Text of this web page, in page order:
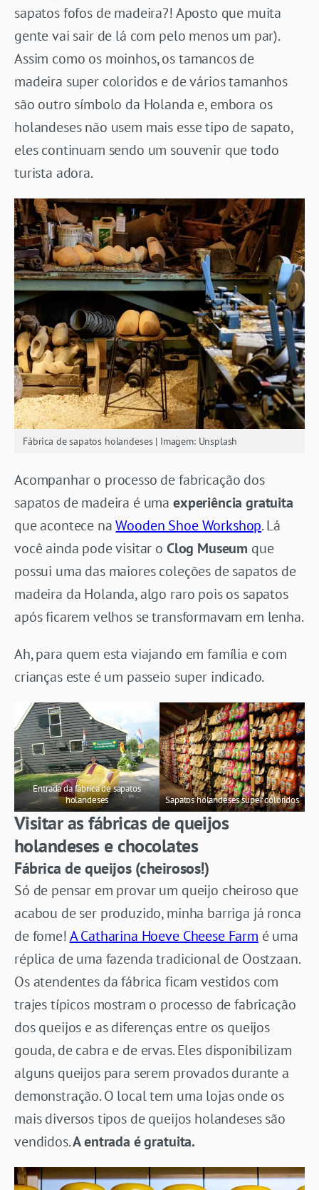
sapatos fofos de madeira?! Aposto que muita
gente vai sair de lá com pelo menos um par).
Assim como os moinhos, os tamancos de
madeira super coloridos e de vários tamanhos
são outro símbolo da Holanda e, embora os
holandeses não usem mais esse tipo de sapato,
eles continuam sendo um souvenir que todo
turista adora.
Fábrica de sapatos holandeses | Imagem: Unsplash
Acompanhar o processo de fabricação dos
sapatos de madeira é uma experiência gratuita
que acontece naWooden Shoe Workshop. Lá
você ainda pode visitar o Clog Museum que
possui uma das maiores coleções de sapatos de
madeira da Holanda, algo raro pois os sapatos
após ficarem velhos se transformavam em lenha.
Ah, para quem esta viajando em família e com
crianças este é um passeio super indicado.
Entrada da fábrica de sapatos
holandeses
Sapatos holandeses super coloridos
Visitar as fábricas de queijos
holandeses e chocolates
Fábrica de queijos (cheirosos!)
Só de pensar em provar um queijo cheiroso que
acabou de ser produzido, minha barriga já ronca
de fome!A Catharina Hoeve Cheese Farm é uma
réplica de uma fazenda tradicional de Oostzaan.
Os atendentes da fábrica ficam vestidos com
trajes típicos mostram o processo de fabricação
dos queijos e as diferenças entre os queijos
gouda, de cabra e de ervas. Eles disponibilizam
alguns queijos para serem provados durante a
demonstração. O local tem uma lojas onde os
mais diversos tipos de queijos holandeses são
vendidos.A entrada é gratuita.